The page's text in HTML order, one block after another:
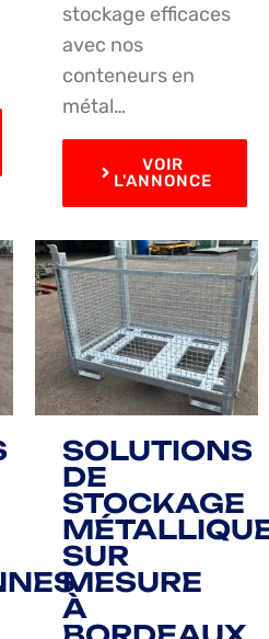
stockage efficaces
avec nos
conteneurs en
métal…
VOIR
L'ANNONCE
SOLUTIONS
DE
STOCKAGE
SUR
MESURE
À